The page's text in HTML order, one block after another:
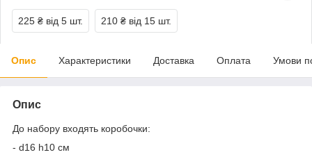
225 ₴ від 5 шт. 210 ₴ від 15 шт.
Опис Характеристики Доставка Оплата Умови
Опис
До набору входять коробочки:
- d16 h10 см